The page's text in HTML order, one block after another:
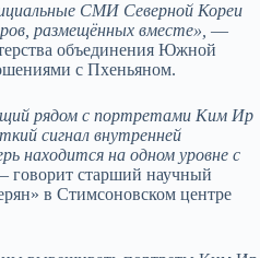
СМИ Северной Кореи
размещённых вместе», —
объединения Южной
с Пхеньяном.
рядом с портретами Ким Ир
сигнал внутренней
находится на одном уровне с
говорит старший научный
в Стимсоновском центре